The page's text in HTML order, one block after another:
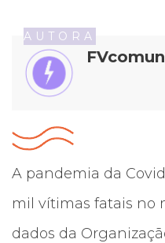
AUTORA
A pandemia da
mil vítimas fatais no
dados da